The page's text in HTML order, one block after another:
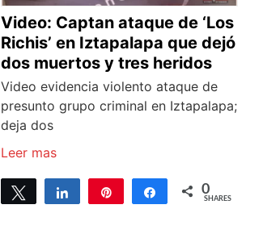
Video: Captan ataque de ‘Los
Richis’ en Iztapalapa que dejó
dos muertos y tres heridos
Video evidencia violento ataque de
presunto grupo criminal en Iztapalapa;
deja dos
Leer mas
Tweet Share Share 0
SHARES